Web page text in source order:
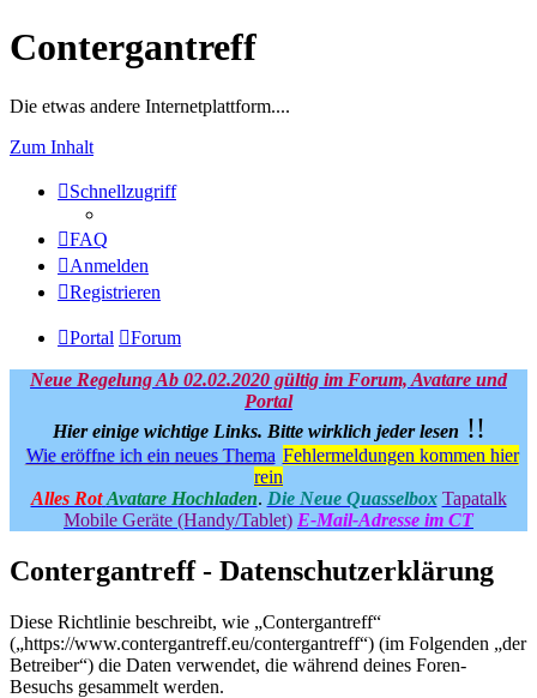
Contergantreff
Die etwas andere Internetplattform....
Zum Inhalt
Schnellzugriff
FAQ
Anmelden
Registrieren
Portal Forum
Neue Regelung Ab 02.02.2020 gültig im Forum, Avatare und
Portal
Hier einige wichtige Links. Bitte wirklich jeder lesen !!
Wie eröffne ich ein neues Thema Fehlermeldungen kommen hier
rein
Alles Rot Avatare Hochladen. Die Neue Quasselbox Tapatalk
Mobile Geräte (Handy/Tablet) E-Mail-Adresse im CT
Contergantreff - Datenschutzerklärung
Diese Richtlinie beschreibt, wie „Contergantreff“
(„https://www.contergantreff.eu/contergantreff“) (im Folgenden „der
Betreiber“) die Daten verwendet, die während deines Foren-
Besuchs gesammelt werden.